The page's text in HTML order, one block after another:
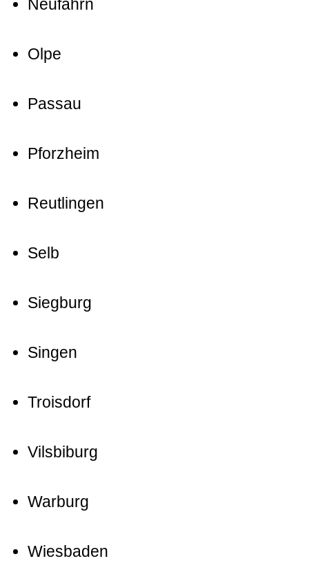
Neufahrn
Olpe
Passau
Pforzheim
Reutlingen
Selb
Siegburg
Singen
Troisdorf
Vilsbiburg
Warburg
Wiesbaden